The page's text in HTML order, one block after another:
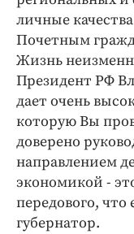
личные
Почетным
Жизнь
Президент РФ
дает очень
которую Вы
доверено
направлением
экономикой -
передового, что
губернатор.